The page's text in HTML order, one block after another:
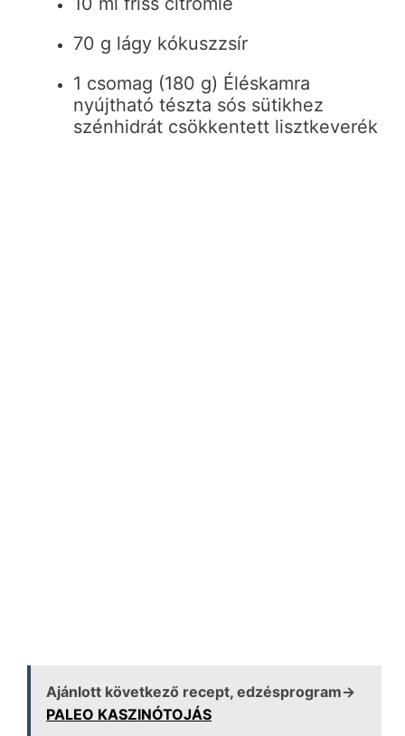
70 g lágy kókuszzsír
1 csomag (180 g) Éléskamra
nyújtható tészta sós sütikhez
szénhidrát csökkentett lisztkeverék
Ajánlott következő recept, edzésprogram→
PALEO KASZINÓTOJÁS